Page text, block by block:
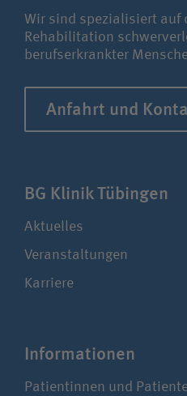
Wir sind spezialisiert auf
Rehabilitation
berufserkrankter
Anfahrt und
BG Klinik Tübingen
Aktuelles
Veranstaltungen
Karriere
Infor­ma­tionen
Patientinnen und